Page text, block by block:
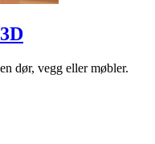
dør, vegg eller møbler.